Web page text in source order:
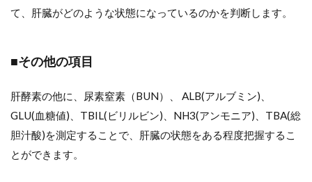
て、肝臓がどのような状態になっているのかを判断します。
■その他の項目
肝酵素の他に、尿素窒素（BUN）、 ALB(アルブミン)、
GLU(血糖値)、TBIL(ビリルビン)、NH3(アンモニア)、TBA(総
胆汁酸)を測定することで、肝臓の状態をある程度把握するこ
とができます。